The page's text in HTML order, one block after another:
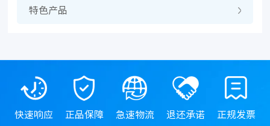
特色产品
快速响应 正品保障 急速物流 退还承诺 正规发票